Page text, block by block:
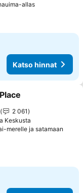
allas
Katso hinnat
2 061
Keskusta
merelle ja satamaan